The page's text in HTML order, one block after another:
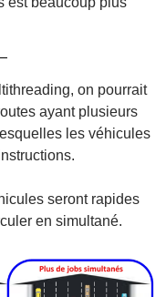
on pourrait
ayant plusieurs
les véhicules
seront rapides
en simultané.